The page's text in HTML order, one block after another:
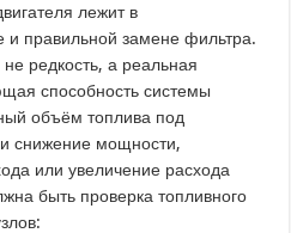
лежит в
и правильной замене фильтра.
редкость, а реальная
способность системы
объём топлива под
снижение мощности,
или увеличение расхода
быть проверка топливного